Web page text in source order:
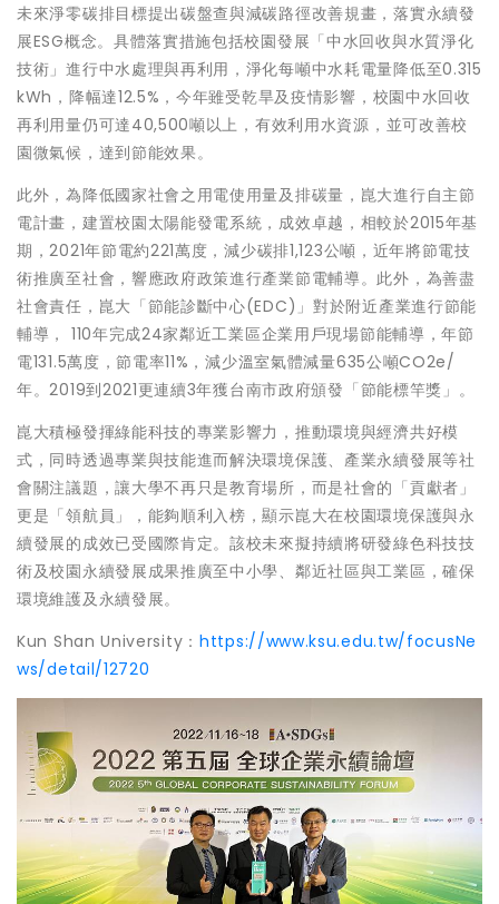
未來淨零碳排目標提出碳盤查與減碳路徑改善規畫，落實永續發
展ESG概念。具體落實措施包括校園發展「中水回收與水質淨化
技術」進行中水處理與再利用，淨化每噸中水耗電量降低至0.315
kWh，降幅達12.5%，今年雖受乾旱及疫情影響，校園中水回收
再利用量仍可達40,500噸以上，有效利用水資源，並可改善校
園微氣候，達到節能效果。
此外，為降低國家社會之用電使用量及排碳量，崑大進行自主節
電計畫，建置校園太陽能發電系統，成效卓越，相較於2015年基
期，2021年節電約221萬度，減少碳排1,123公噸，近年將節電技
術推廣至社會，響應政府政策進行產業節電輔導。此外，為善盡
社會責任，崑大「節能診斷中心(EDC)」對於附近產業進行節能
輔導， 110年完成24家鄰近工業區企業用戶現場節能輔導，年節
電131.5萬度，節電率11%，減少溫室氣體減量635公噸CO2e/
年。2019到2021更連續3年獲台南市政府頒發「節能標竿獎」。
崑大積極發揮綠能科技的專業影響力，推動環境與經濟共好模
式，同時透過專業與技能進而解決環境保護、產業永續發展等社
會關注議題，讓大學不再只是教育場所，而是社會的「貢獻者」
更是「領航員」，能夠順利入榜，顯示崑大在校園環境保護與永
續發展的成效已受國際肯定。該校未來擬持續將研發綠色科技技
術及校園永續發展成果推廣至中小學、鄰近社區與工業區，確保
環境維護及永續發展。
Kun Shan University： https://www.ksu.edu.tw/focusNe
ws/detail/12720